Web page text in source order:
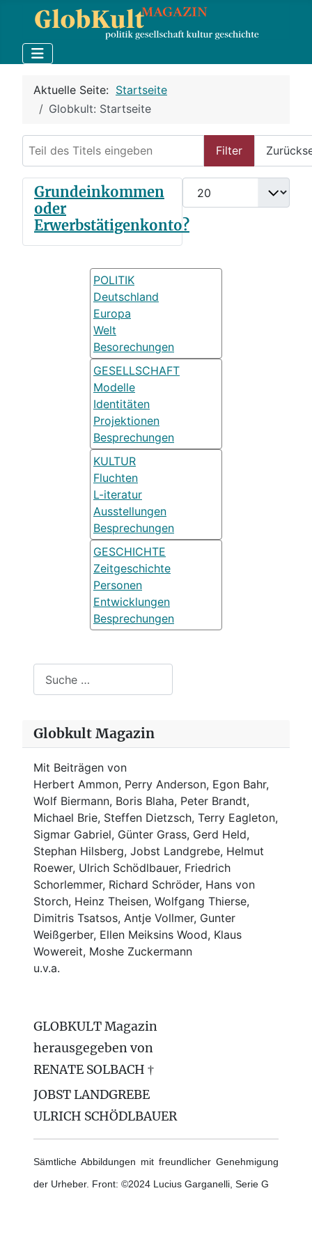
Aktuelle Seite: Startseite
Globkult: Startseite
Filter
Anzeige #
Grundeinkommen
oder
Erwerbstätigenkonto?
POLITIK
Deutschland
Europa
Welt
Besorechungen
GESELLSCHAFT
Modelle
Identitäten
Projektionen
Besprechungen
KULTUR
Fluchten
L-iteratur
Ausstellungen
Besprechungen
GESCHICHTE
Zeitgeschichte
Personen
Entwicklungen
Besprechungen
Globkult Magazin
Mit Beiträgen von
Herbert Ammon, Perry Anderson, Egon Bahr,
Wolf Biermann, Boris Blaha, Peter Brandt,
Michael Brie, Steffen Dietzsch, Terry Eagleton,
Sigmar Gabriel, Günter Grass, Gerd Held,
Stephan Hilsberg, Jobst Landgrebe, Helmut
Roewer, Ulrich Schödlbauer, Friedrich
Schorlemmer, Richard Schröder, Hans von
Storch, Heinz Theisen, Wolfgang Thierse,
Dimitris Tsatsos, Antje Vollmer, Gunter
Weißgerber, Ellen Meiksins Wood, Klaus
Wowereit, Moshe Zuckermann
u.v.a.
GLOBKULT Magazin
herausgegeben von
RENATE SOLBACH †
JOBST LANDGREBE
ULRICH SCHÖDLBAUER
Sämtliche Abbildungen mit freundlicher Genehmigung
der Urheber. Front: ©2024 Lucius Garganelli, Serie G